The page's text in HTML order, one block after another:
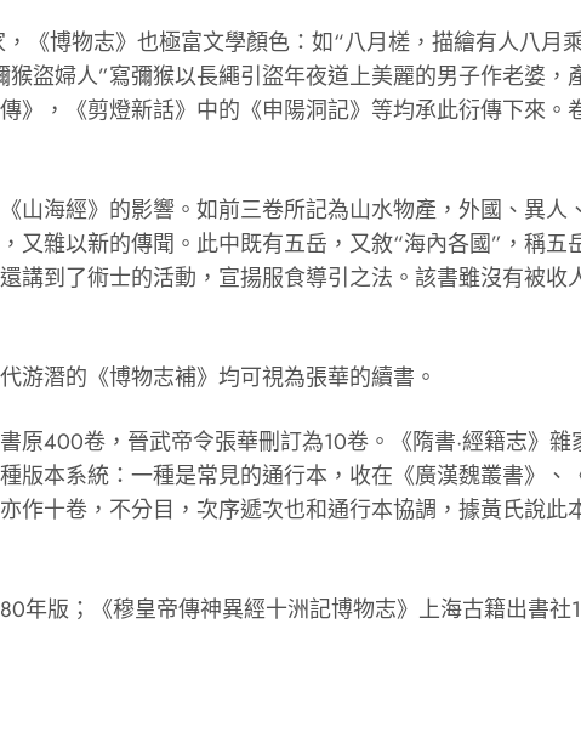
，《博物志》也極富文學顏色：如“八月槎，描繪有人八
盜婦人”寫彌猴以長繩引盜年夜道上美麗的男子作老婆
》，《剪燈新話》中的《申陽洞記》等均承此衍傳下來
海經》的影響。如前三卷所記為山水物產，外國、異人
又雜以新的傳聞。此中既有五岳，又敘“海內各國”，稱
講到了術士的活動，宣揚服食導引之法。該書雖沒有被
潛的《博物志補》均可視為張華的續書。
400卷，晉武帝令張華刪訂為10卷。《隋書·經籍志》
版本系統：一種是常見的通行本，收在《廣漢魏叢書》
作十卷，不分目，次序遞次也和通行本協調，據黃氏說
版；《穆皇帝傳神異經十洲記博物志》上海古籍出書社